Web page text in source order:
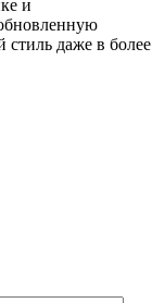
и
стиль даже в более